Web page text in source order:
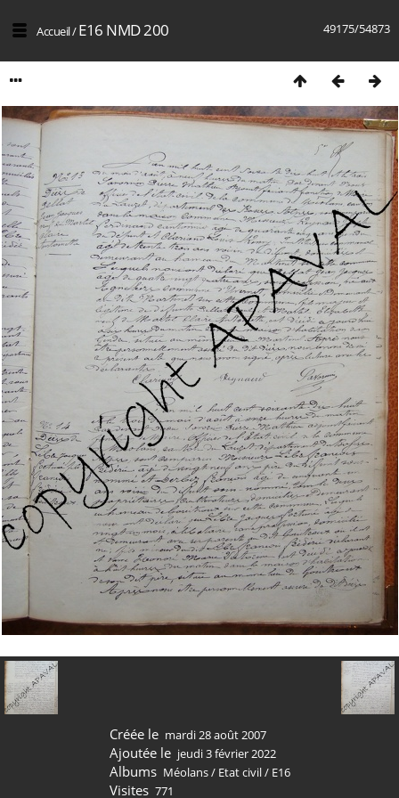
49175/54873
Accueil/E16 NMD 200
Créée le mardi 28 août 2007
Ajoutée le jeudi 3 février 2022
Albums Méolans/ Etat civil/ E16
Visites 771